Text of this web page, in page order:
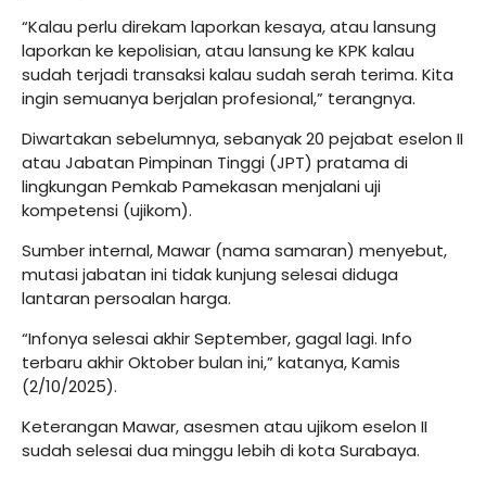
“Kalau perlu direkam laporkan kesaya, atau lansung
laporkan ke kepolisian, atau lansung ke KPK kalau
sudah terjadi transaksi kalau sudah serah terima. Kita
ingin semuanya berjalan profesional,” terangnya.
Diwartakan sebelumnya, sebanyak 20 pejabat eselon II
atau Jabatan Pimpinan Tinggi (JPT) pratama di
lingkungan Pemkab Pamekasan menjalani uji
kompetensi (ujikom).
Sumber internal, Mawar (nama samaran) menyebut,
mutasi jabatan ini tidak kunjung selesai diduga
lantaran persoalan harga.
“Infonya selesai akhir September, gagal lagi. Info
terbaru akhir Oktober bulan ini,” katanya, Kamis
(2/10/2025).
Keterangan Mawar, asesmen atau ujikom eselon II
sudah selesai dua minggu lebih di kota Surabaya.